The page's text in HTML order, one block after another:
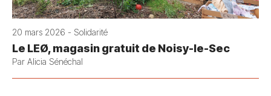
20 mars 2026 - Solidarité
Le LEØ, magasin gratuit de Noisy-le-Sec
Par Alicia Sénéchal